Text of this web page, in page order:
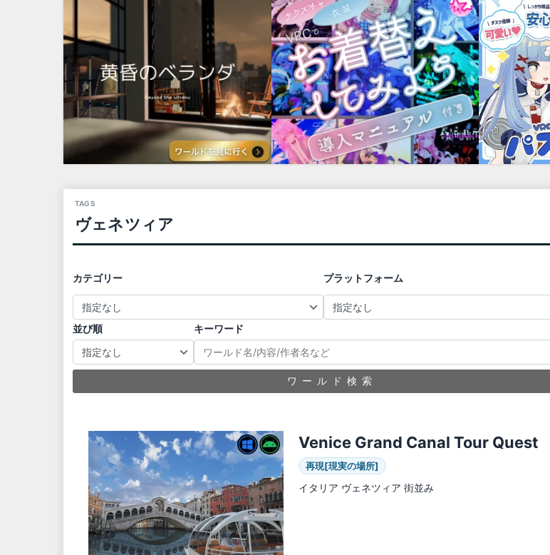
ヴェネツィア
カテゴリー プラットフォーム
並び順 キーワード
ワールド検索
Venice Grand Canal Tour Quest
再現[現実の場所]
イタリア ヴェネツィア 街並み